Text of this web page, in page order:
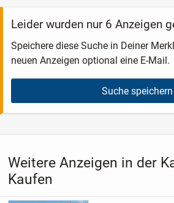
Leider wurden nur 6 Anzeigen
Speichere diese Suche in Deiner
neuen Anzeigen optional eine E-Mail.
Suche speichern
Weitere Anzeigen in der
Kaufen